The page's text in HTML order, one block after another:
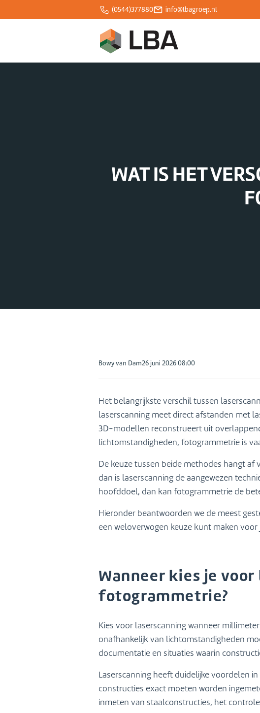
(0544)377880 info@lbagroep.nl
WAT IS HET
Posted
Bowy van Dam26 juni 2026 08:00
Het belangrijkste verschil tussen
laserscanning meet direct afstanden met
3D-modellen reconstrueert uit
lichtomstandigheden, fotogrammetrie is
De keuze tussen beide methodes hangt af
dan is laserscanning de aangewezen
hoofddoel, dan kan fotogrammetrie de
Hieronder beantwoorden we de meest
een weloverwogen keuze kunt maken
Wanneer kies je
fotogrammetrie?
Kies voor laserscanning wanneer
onafhankelijk van lichtomstandigheden
documentatie en situaties waarin
Laserscanning heeft duidelijke voordelen
constructies exact moeten worden
inmeten van staalconstructies, het